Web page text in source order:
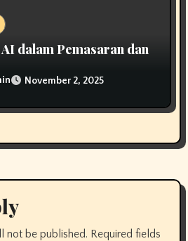
dalam Pemasaran dan
November 2, 2025
not be published. Required fields